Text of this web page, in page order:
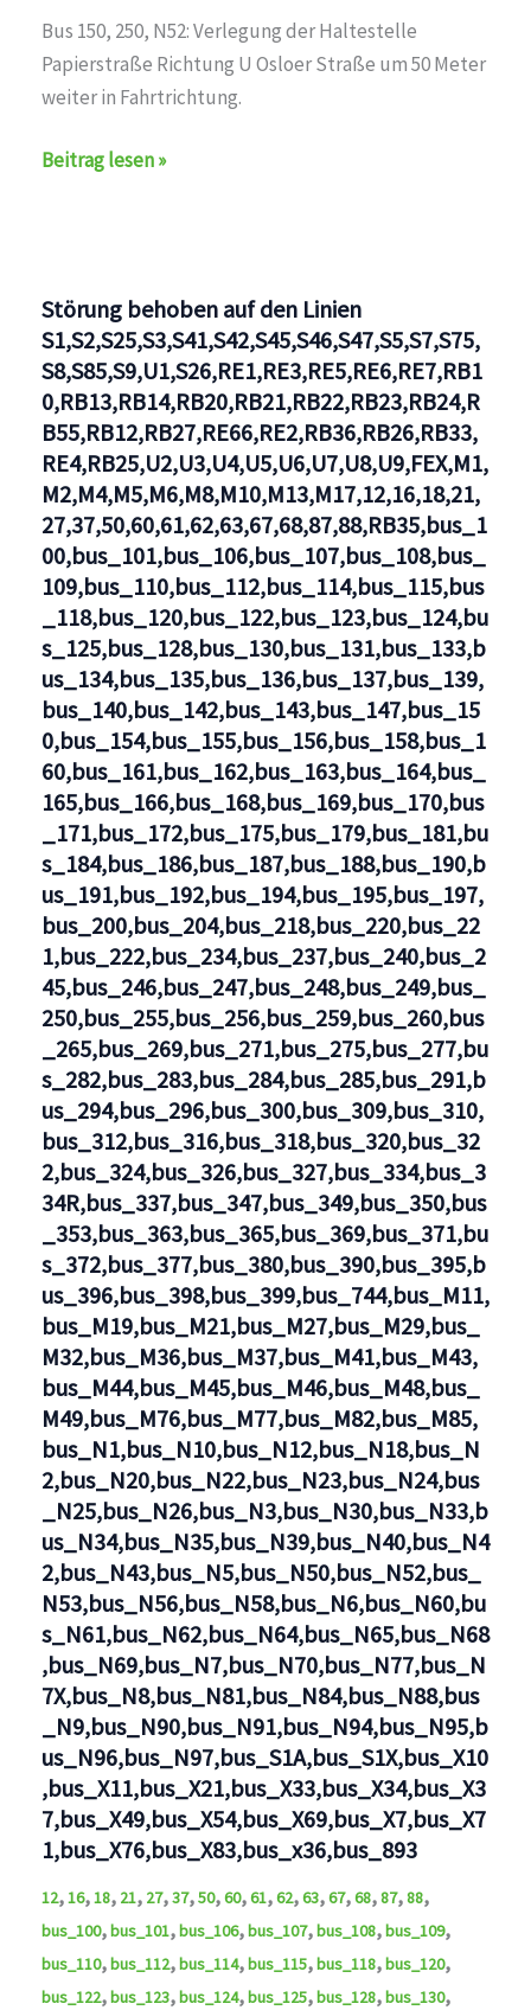
Bus 150, 250, N52: Verlegung der Haltestelle
Papierstraße Richtung U Osloer Straße um 50 Meter
weiter in Fahrtrichtung.
Haltestelle
bus_150,bus_250,bus_N52,BVG
Beitrag lesen »
Störung behoben auf den Linien
S1,S2,S25,S3,S41,S42,S45,S46,S47,S5,S7,S75,
S8,S85,S9,U1,S26,RE1,RE3,RE5,RE6,RE7,RB1
0,RB13,RB14,RB20,RB21,RB22,RB23,RB24,R
B55,RB12,RB27,RE66,RE2,RB36,RB26,RB33,
RE4,RB25,U2,U3,U4,U5,U6,U7,U8,U9,FEX,M1,
M2,M4,M5,M6,M8,M10,M13,M17,12,16,18,21,
27,37,50,60,61,62,63,67,68,87,88,RB35,bus_1
00,bus_101,bus_106,bus_107,bus_108,bus_
109,bus_110,bus_112,bus_114,bus_115,bus
_118,bus_120,bus_122,bus_123,bus_124,bu
s_125,bus_128,bus_130,bus_131,bus_133,b
us_134,bus_135,bus_136,bus_137,bus_139,
bus_140,bus_142,bus_143,bus_147,bus_15
0,bus_154,bus_155,bus_156,bus_158,bus_1
60,bus_161,bus_162,bus_163,bus_164,bus_
165,bus_166,bus_168,bus_169,bus_170,bus
_171,bus_172,bus_175,bus_179,bus_181,bu
s_184,bus_186,bus_187,bus_188,bus_190,b
us_191,bus_192,bus_194,bus_195,bus_197,
bus_200,bus_204,bus_218,bus_220,bus_22
1,bus_222,bus_234,bus_237,bus_240,bus_2
45,bus_246,bus_247,bus_248,bus_249,bus_
250,bus_255,bus_256,bus_259,bus_260,bus
_265,bus_269,bus_271,bus_275,bus_277,bu
s_282,bus_283,bus_284,bus_285,bus_291,b
us_294,bus_296,bus_300,bus_309,bus_310,
bus_312,bus_316,bus_318,bus_320,bus_32
2,bus_324,bus_326,bus_327,bus_334,bus_3
34R,bus_337,bus_347,bus_349,bus_350,bus
_353,bus_363,bus_365,bus_369,bus_371,bu
s_372,bus_377,bus_380,bus_390,bus_395,b
us_396,bus_398,bus_399,bus_744,bus_M11,
bus_M19,bus_M21,bus_M27,bus_M29,bus_
M32,bus_M36,bus_M37,bus_M41,bus_M43,
bus_M44,bus_M45,bus_M46,bus_M48,bus_
M49,bus_M76,bus_M77,bus_M82,bus_M85,
bus_N1,bus_N10,bus_N12,bus_N18,bus_N
2,bus_N20,bus_N22,bus_N23,bus_N24,bus
_N25,bus_N26,bus_N3,bus_N30,bus_N33,b
us_N34,bus_N35,bus_N39,bus_N40,bus_N4
2,bus_N43,bus_N5,bus_N50,bus_N52,bus_
N53,bus_N56,bus_N58,bus_N6,bus_N60,bu
s_N61,bus_N62,bus_N64,bus_N65,bus_N68
,bus_N69,bus_N7,bus_N70,bus_N77,bus_N
7X,bus_N8,bus_N81,bus_N84,bus_N88,bus
_N9,bus_N90,bus_N91,bus_N94,bus_N95,b
us_N96,bus_N97,bus_S1A,bus_S1X,bus_X10
,bus_X11,bus_X21,bus_X33,bus_X34,bus_X3
7,bus_X49,bus_X54,bus_X69,bus_X7,bus_X7
1,bus_X76,bus_X83,bus_x36,bus_893
12,16,18, 21, 27,37,50,60,61,62,63,67,68,87,88,
bus_100,bus_101,bus_106,bus_107,bus_108,bus_109,
bus_110,bus_112,bus_114,bus_115,bus_118,bus_120,
bus_122,bus_123,bus_124,bus_125,bus_128,bus_130,